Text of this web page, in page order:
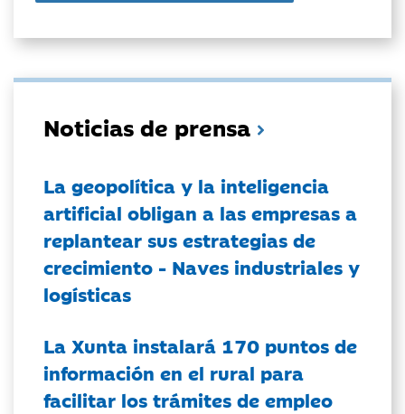
Noticias de prensa
La geopolítica y la inteligencia
artificial obligan a las empresas a
replantear sus estrategias de
crecimiento - Naves industriales y
logísticas
La Xunta instalará 170 puntos de
información en el rural para
facilitar los trámites de empleo